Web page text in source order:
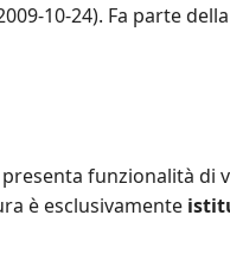
10-24). Fa parte
funzionalità di
è esclusivamente